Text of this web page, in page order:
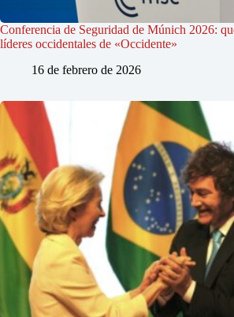
Conferencia de Seguridad de Múnich 2026:
líderes occidentales de «Occidente»
16 de febrero de 2026